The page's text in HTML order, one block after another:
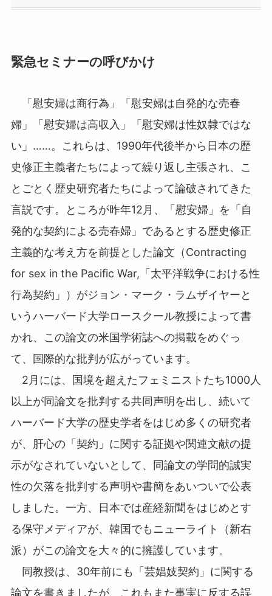
緊急セミナーの呼びかけ
「慰安婦は商行為」「慰安婦は自発的な売春
婦」「慰安婦は高収入」「慰安婦は性奴隷ではな
い」……。これらは、1990年代後半から日本の歴
史修正主義者たちによって繰り返し主張され、こ
とごとく歴史研究者たちによって論破されてきた
言説です。ところが昨年12月、「慰安婦」を「自
発的な契約による売春婦」であるとする歴史修正
主義的な考え方を前提とした論文（Contracting
for sex in the Pacific War,「太平洋戦争における性
行為契約」）がジョン・マーク・ラムザイヤーと
いうハーバード大学ロースクール教授によって書
かれ、この論文の米国学術誌への掲載をめぐっ
て、国際的な批判が広がっています。
2月には、国境を超えたフェミニストたち1000人
以上が同論文を批判する共同声明を出し、続いて
ハーバード大学の歴史学者をはじめ多くの研究者
が、肝心の「契約」に関する証拠や関連文献の提
示がなされていないとして、同論文の学問的誠実
性の欠落を批判する声明や書簡をあいついで公表
しました。一方、日本では産経新聞をはじめとす
る保守メディアが、韓国でもニューライト（新右
派）がこの論文を大々的に擁護しています。
同教授は、30年前にも「芸娼妓契約」に関する
論文を書きましたが、これもまた事実に反する誤